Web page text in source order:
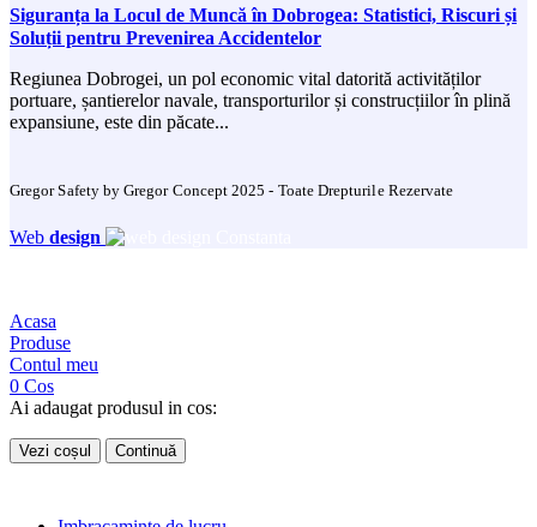
Siguranța la Locul de Muncă în Dobrogea: Statistici, Riscuri și
Soluții pentru Prevenirea Accidentelor
Regiunea Dobrogei, un pol economic vital datorită activităților
portuare, șantierelor navale, transporturilor și construcțiilor în plină
expansiune, este din păcate...
Gregor Safety by Gregor Concept 2025 - Toate Drepturile Rezervate
Web design
Acasa
Produse
Contul meu
0 Cos
Ai adaugat produsul in cos:
Vezi coșul Continuă